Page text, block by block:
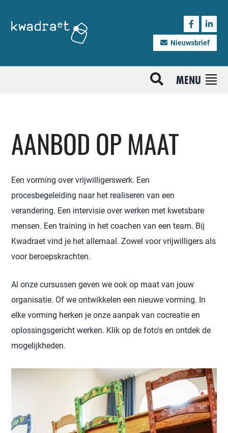
Nieuwsbrief
MENU
AANBOD OP MAAT
Een vorming over vrijwilligerswerk. Een
procesbegeleiding naar het realiseren van een
verandering. Een intervisie over werken met kwetsbare
mensen. Een training in het coachen van een team. Bij
Kwadraet vind je het allemaal. Zowel voor vrijwilligers als
voor beroepskrachten.
Al onze cursussen geven we ook op maat van jouw
organisatie. Of we ontwikkelen een nieuwe vorming. In
elke vorming herken je onze aanpak van cocreatie en
oplossingsgericht werken. Klik op de foto's en ontdek de
mogelijkheden.